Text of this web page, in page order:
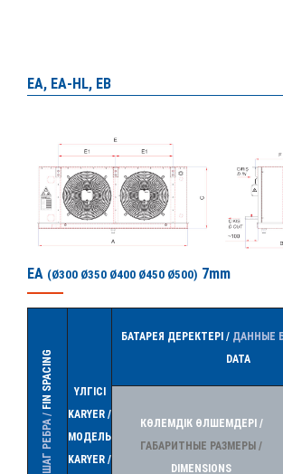
EA, EA-HL, EB
EA (Ø300 Ø350 Ø400 Ø450 Ø500) 7mm
ШАГ РЕБРА /
FIN SPACING
ҮЛГІСІ
KARYER /
МОДЕЛЬ
KARYER /
БАТАРЕЯ ДЕРЕКТЕРІ / ДАННЫЕ
DATA
КӨЛЕМДІК ӨЛШЕМДЕРІ /
ГАБАРИТНЫЕ РАЗМЕРЫ /
DIMENSIONS